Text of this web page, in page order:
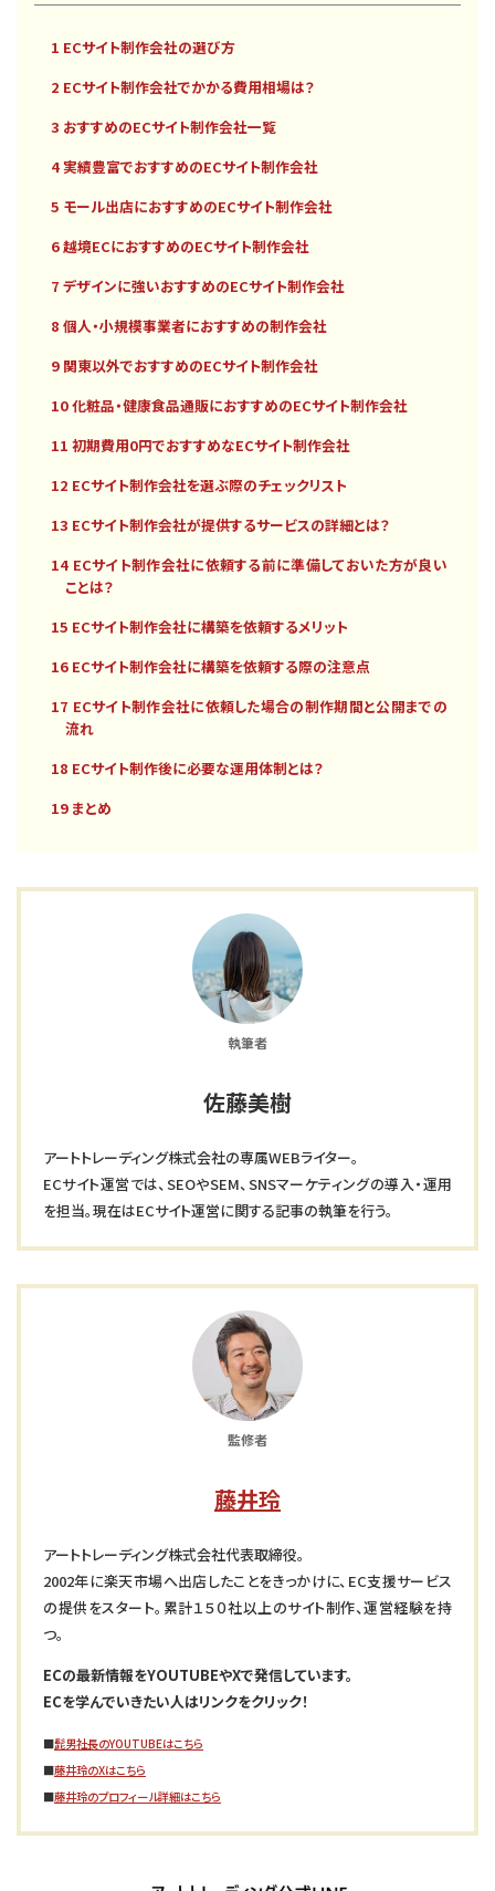
1 ECサイト制作会社の選び方
2 ECサイト制作会社でかかる費用相場は？
3 おすすめのECサイト制作会社一覧
4 実績豊富でおすすめのECサイト制作会社
5 モール出店におすすめのECサイト制作会社
6 越境ECにおすすめのECサイト制作会社
7 デザインに強いおすすめのECサイト制作会社
8 個人・小規模事業者におすすめの制作会社
9 関東以外でおすすめのECサイト制作会社
10 化粧品・健康食品通販におすすめのECサイト制作会社
11 初期費用0円でおすすめなECサイト制作会社
12 ECサイト制作会社を選ぶ際のチェックリスト
13 ECサイト制作会社が提供するサービスの詳細とは？
14 ECサイト制作会社に依頼する前に準備しておいた方が良い
ことは？
15 ECサイト制作会社に構築を依頼するメリット
16 ECサイト制作会社に構築を依頼する際の注意点
17 ECサイト制作会社に依頼した場合の制作期間と公開までの
流れ
18 ECサイト制作後に必要な運用体制とは？
19 まとめ
執筆者
佐藤美樹
アートトレーディング株式会社の専属WEBライター。
ECサイト運営では、SEOやSEM、SNSマーケティングの導入・運用
を担当。現在はECサイト運営に関する記事の執筆を行う。
監修者
藤井玲
アートトレーディング株式会社代表取締役。
2002年に楽天市場へ出店したことをきっかけに、EC支援サービス
の提供をスタート。累計１５０社以上のサイト制作、運営経験を持
つ。
ECの最新情報をYOUTUBEやXで発信しています。
ECを学んでいきたい人はリンクをクリック！
■髭男社長のYOUTUBEはこちら
■藤井玲のXはこちら
■藤井玲のプロフィール詳細はこちら